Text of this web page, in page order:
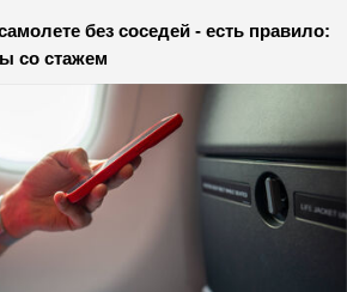
без соседей - есть правило:
со стажем